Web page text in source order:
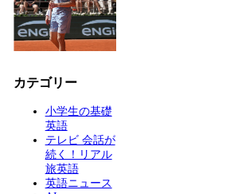
カテゴリー
小学生の基礎
英語
テレビ 会話が
続く！リアル
旅英語
英語ニュース